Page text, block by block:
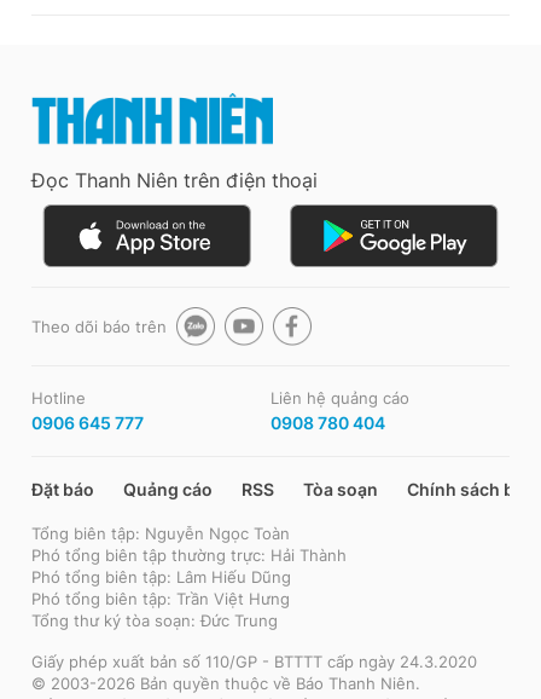
Đọc Thanh Niên trên điện thoại
Theo dõi báo trên
Hotline
0906 645 777
Liên hệ quảng cáo
0908 780 404
Đặt báo Quảng cáo RSS Tòa soạn Chính sách bảo
Tổng biên tập: Nguyễn Ngọc Toàn
Phó tổng biên tập thường trực: Hải Thành
Phó tổng biên tập: Lâm Hiếu Dũng
Phó tổng biên tập: Trần Việt Hưng
Tổng thư ký tòa soạn: Đức Trung
Giấy phép xuất bản số 110/GP - BTTTT cấp ngày 24.3.2020
© 2003-2026 Bản quyền thuộc về Báo Thanh Niên.